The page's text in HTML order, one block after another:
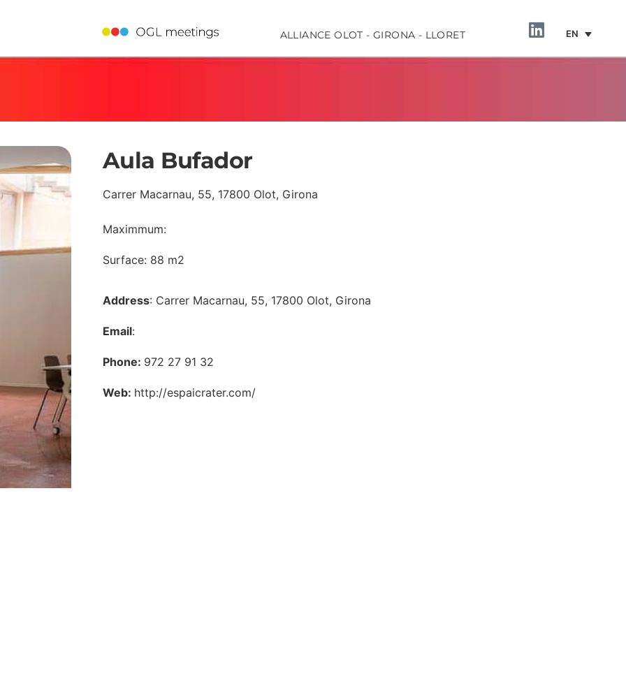
ALLIANCE OLOT - GIRONA - LLORET EN
Aula Bufador
Carrer Macarnau, 55, 17800 Olot, Girona
Maximmum:
Surface: 88 m2
Address: Carrer Macarnau, 55, 17800 Olot, Girona
Email:
Phone: 972 27 91 32
Web: http://espaicrater.com/